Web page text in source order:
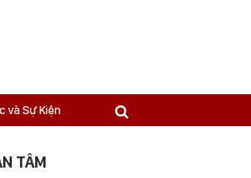
và Sự Kiện
TÂM